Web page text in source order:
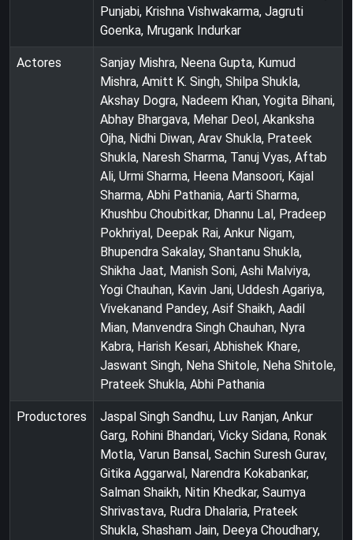
Punjabi, Krishna Vishwakarma, Jagruti
Goenka, Mrugank Indurkar
Actores
Sanjay Mishra, Neena Gupta, Kumud
Mishra, Amitt K. Singh, Shilpa Shukla,
Akshay Dogra, Nadeem Khan, Yogita Bihani,
Abhay Bhargava, Mehar Deol, Akanksha
Ojha, Nidhi Diwan, Arav Shukla, Prateek
Shukla, Naresh Sharma, Tanuj Vyas, Aftab
Ali, Urmi Sharma, Heena Mansoori, Kajal
Sharma, Abhi Pathania, Aarti Sharma,
Khushbu Choubitkar, Dhannu Lal, Pradeep
Pokhriyal, Deepak Rai, Ankur Nigam,
Bhupendra Sakalay, Shantanu Shukla,
Shikha Jaat, Manish Soni, Ashi Malviya,
Yogi Chauhan, Kavin Jani, Uddesh Agariya,
Vivekanand Pandey, Asif Shaikh, Aadil
Mian, Manvendra Singh Chauhan, Nyra
Kabra, Harish Kesari, Abhishek Khare,
Jaswant Singh, Neha Shitole, Neha Shitole,
Prateek Shukla, Abhi Pathania
Productores
Jaspal Singh Sandhu, Luv Ranjan, Ankur
Garg, Rohini Bhandari, Vicky Sidana, Ronak
Motla, Varun Bansal, Sachin Suresh Gurav,
Gitika Aggarwal, Narendra Kokabankar,
Salman Shaikh, Nitin Khedkar, Saumya
Shrivastava, Rudra Dhalaria, Prateek
Shukla, Shasham Jain, Deeya Choudhary,